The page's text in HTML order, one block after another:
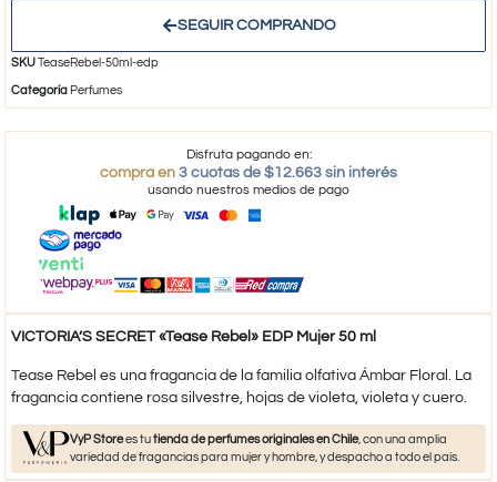
SEGUIR COMPRANDO
SKUTeaseRebel-50ml-edp
Categoría Perfumes
Disfruta pagando en:
compra en 3 cuotas de $12.663 sin interés
usando nuestros medios de pago
VICTORIA’S SECRET «Tease Rebel» EDP Mujer 50 ml
Tease Rebel es una fragancia de la familia olfativa Ámbar Floral. La
fragancia contiene rosa silvestre, hojas de violeta, violeta y cuero.
VyP Storees tutienda de perfumes originales en Chile, con una amplia
variedad de fragancias para mujer y hombre, y despacho a todo el país.